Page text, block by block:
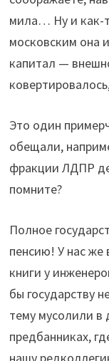
мила… Ну и как-
московским она
капитал —
Это один
обещали,
фракции ЛДПР
помните?
Полное
пенсию! У нас же
книги у
бы государству
тему мусолили в
предбанниках,